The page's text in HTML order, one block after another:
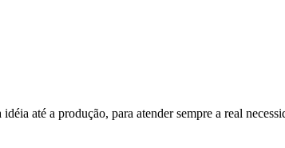
até a produção, para atender sempre a real